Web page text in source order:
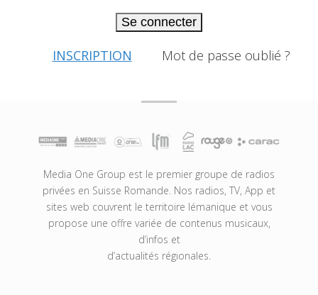
Se connecter
INSCRIPTION Mot de passe oublié ?
Media One Group est le premier groupe de radios
privées en Suisse Romande. Nos radios, TV, App et
sites web couvrent le territoire lémanique et vous
propose une offre variée de contenus musicaux,
d’infos et
d’actualités régionales.